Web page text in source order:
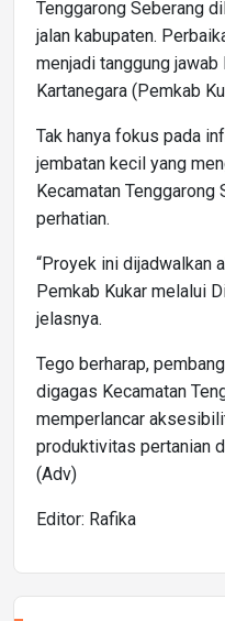
Tenggarong Seberang
jalan kabupaten.
menjadi tanggung
Kartanegara (Pemkab
Tak hanya fokus pada
jembatan kecil yang
Kecamatan Tenggarong
perhatian.
“Proyek ini dijadwalkan
Pemkab Kukar melalui
jelasnya.
Tego berharap,
digagas Kecamatan
memperlancar
produktivitas pertanian
(Adv)
Editor: Rafika